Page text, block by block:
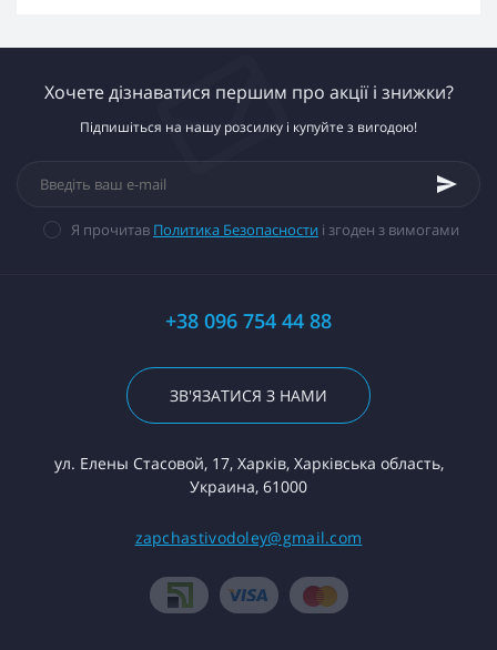
Хочете дізнаватися першим про акції і знижки?
Підпишіться на нашу розсилку і купуйте з вигодою!
Я прочитав Политика Безопасности і згоден з вимогами
+38 096 754 44 88
ЗВ'ЯЗАТИСЯ З НАМИ
ул. Елены Стасовой, 17, Харків, Харківська область,
Украина, 61000
zapchastivodoley@gmail.com